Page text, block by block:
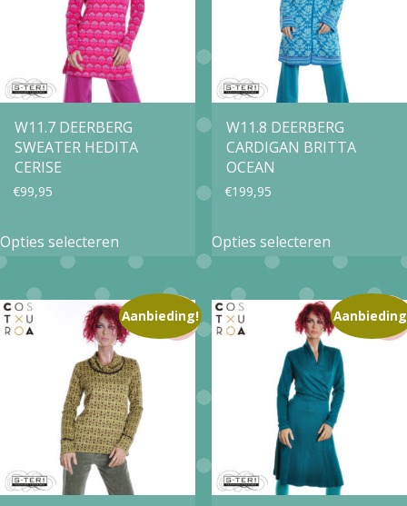
optie
kan
gekozen
worden
op
de
productpagina
optie
kan
gekozen
worden
op
de
W11.7 DEERBERG
SWEATER HEDITA
CERISE
€99,95
Opties selecteren
product
meerdere
variaties.
Deze
optie
kan
gekozen
worden
W11.8 DEERBERG
CARDIGAN BRITTA
OCEAN
€199,95
Opties selecteren
product
meerdere
variaties.
Deze
optie
kan
gekozen
worden
Aanbieding!